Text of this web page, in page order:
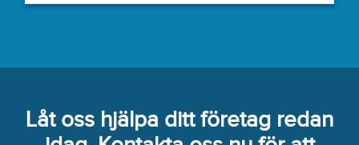
Låt oss hjälpa ditt företag redan